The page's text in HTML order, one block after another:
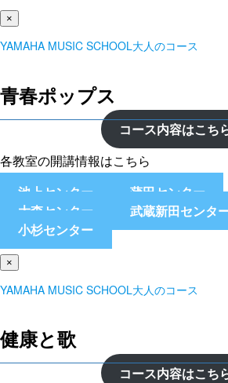
×
YAMAHA MUSIC SCHOOL大人のコース
青春ポップス
コース内容はこち
各教室の開講情報はこちら
池上センター
蒲田センター
大森センター
武蔵新田センタ
小杉センター
×
YAMAHA MUSIC SCHOOL大人のコース
健康と歌
コース内容はこち